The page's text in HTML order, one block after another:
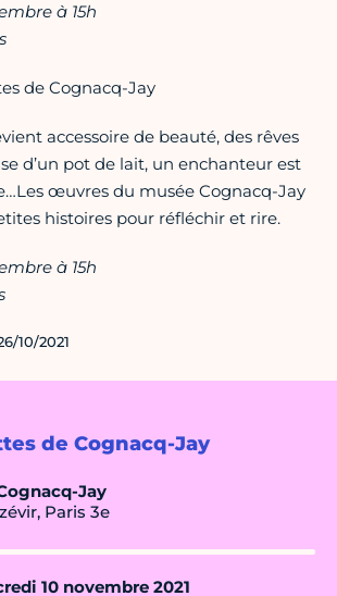
de Cognacq-Jay
Jay
Paris 3e
10 novembre 2021
à 15h
de Cognacq-Jay
accessoire de beauté, des rêves
d’un pot de lait, un enchanteur est
œuvres du musée Cognacq-Jay
histoires pour réfléchir et rire.
à 15h
10/2021